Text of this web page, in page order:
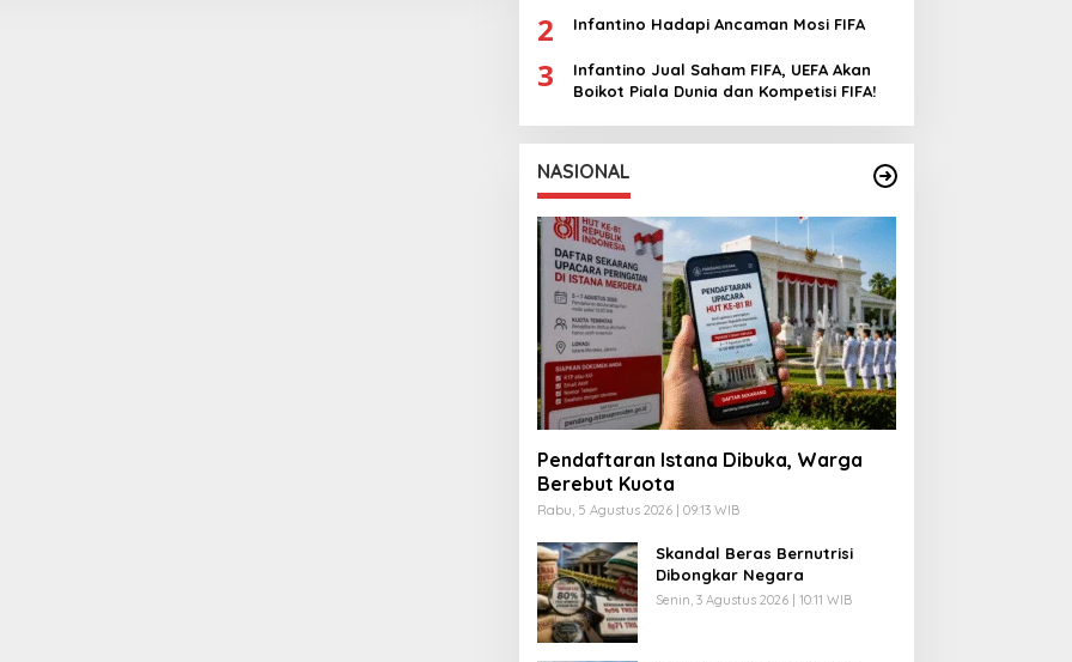
2 Infantino Hadapi Ancaman Mosi FIFA
3
Infantino Jual Saham FIFA, UEFA Akan
Boikot Piala Dunia dan Kompetisi FIFA!
NASIONAL
Pendaftaran Istana Dibuka, Warga
Berebut Kuota
Rabu, 5 Agustus 2026 | 09:13 WIB
Skandal Beras Bernutrisi
Dibongkar Negara
Senin, 3 Agustus 2026 | 10:11 WIB